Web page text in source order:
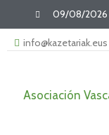
09/08/2026
info@kazetariak.eus
Asociación